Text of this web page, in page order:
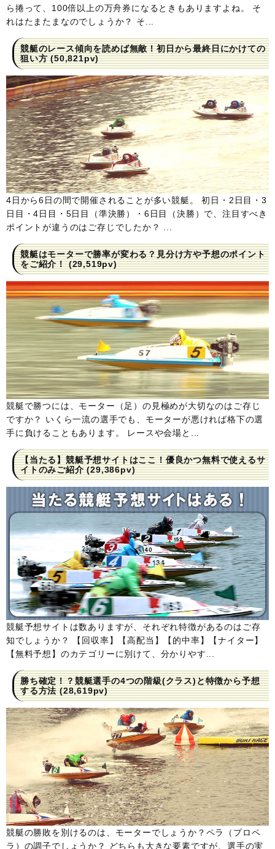
ら捲って、100倍以上の万舟券になるときもありますよね。 そ
れはたまたまなのでしょうか？ そ...
競艇のレース傾向を読めば無敵！初日から最終日にかけての
狙い方(50,821pv)
4日から6日の間で開催されることが多い競艇。 初日・2日目・3
日目・4日目・5日目（準決勝）・6日目（決勝）で、注目すべき
ポイントが違うのはご存じでしたか？ ...
競艇はモーターで勝率が変わる？見分け方や予想のポイント
をご紹介！(29,519pv)
競艇で勝つには、モーター（足）の見極めが大切なのはご存じ
ですか？ いくら一流の選手でも、モーターが悪ければ格下の選
手に負けることもあります。 レースや会場と...
【当たる】競艇予想サイトはここ！優良かつ無料で使えるサ
イトのみご紹介(29,386pv)
競艇予想サイトは数ありますが、それぞれ特徴があるのはご存
知でしょうか？ 【回収率】【高配当】【的中率】【ナイター】
【無料予想】のカテゴリーに別けて、分かりやす...
勝ち確定！？競艇選手の4つの階級(クラス)と特徴から予想
する方法(28,619pv)
競艇の勝敗を別けるのは、モーターでしょうか？ペラ（プロペ
ラ）の調子でしょうか？ どちらも大きな要素ですが、選手の実